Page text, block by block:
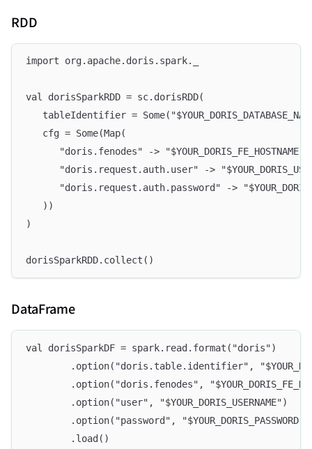
RDD
import org.apache.doris.spark._
val dorisSparkRDD = sc.dorisRDD(
tableIdentifier =
   cfg = Some(Map(
"doris.fenodes" ->
"doris.request.auth.user" ->
"doris.request.auth.password" ->
   ))
)
dorisSparkRDD.collect()
DataFrame
val dorisSparkDF = spark.read.format("doris")
.option("doris.table.identifier",
.option("doris.fenodes",
        .option("user", "$YOUR_DORIS_USERNAME")
        .option("password", "$YOUR_DORIS_PASSWORD")
        .load()